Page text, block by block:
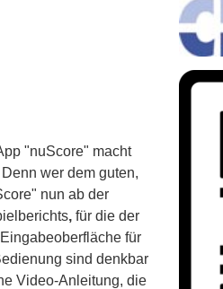
"nuScore" macht
wer dem guten,
nun ab der
, für die der
für
sind denkbar
Video-Anleitung, die